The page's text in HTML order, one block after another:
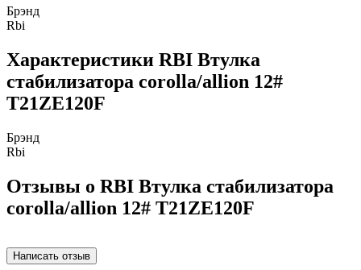
Брэнд
Rbi
Характеристики RBI Втулка
стабилизатора corolla/allion 12#
T21ZE120F
Брэнд
Rbi
Отзывы о RBI Втулка стабилизатора
corolla/allion 12# T21ZE120F